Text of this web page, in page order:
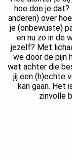
hoe doe je
anderen) over
je (onbewuste)
en nu zo in de
jezelf? Met
we door de pijn
wat achter die
jij een (h)echte
kan gaan. Het
zinvolle